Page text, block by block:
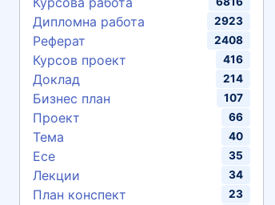
Дипломна работа 2923
Реферат 2408
Курсов проект 416
Доклад 214
Бизнес план 107
Проект 66
Тема 40
Есе 35
Лекции 34
План конспект 23